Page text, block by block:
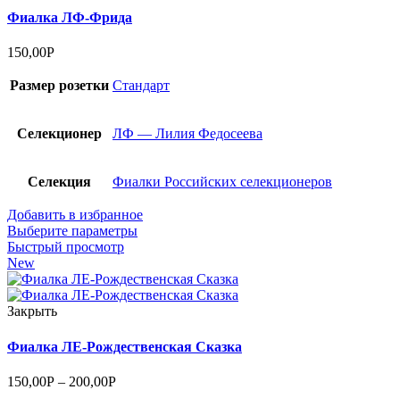
Фиалка ЛФ-Фрида
150,00Р
Размер розетки Стандарт
Селекционер ЛФ — Лилия Федосеева
Селекция Фиалки Российских селекционеров
Добавить в избранное
Выберите параметры
Быстрый просмотр
New
Закрыть
Фиалка ЛЕ-Рождественская Сказка
150,00Р – 200,00Р